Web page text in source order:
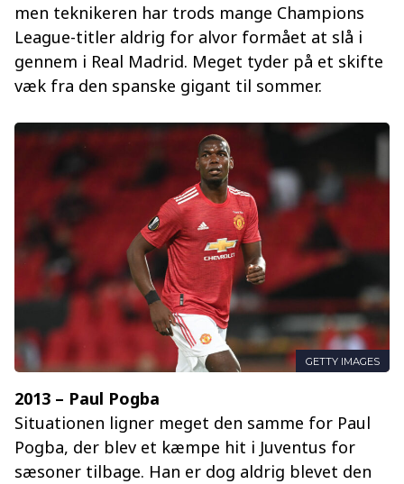
men teknikeren har trods mange Champions
League-titler aldrig for alvor formået at slå i
gennem i Real Madrid. Meget tyder på et skifte
væk fra den spanske gigant til sommer.
GETTY IMAGES
2013 – Paul Pogba
Situationen ligner meget den samme for Paul
Pogba, der blev et kæmpe hit i Juventus for
sæsoner tilbage. Han er dog aldrig blevet den